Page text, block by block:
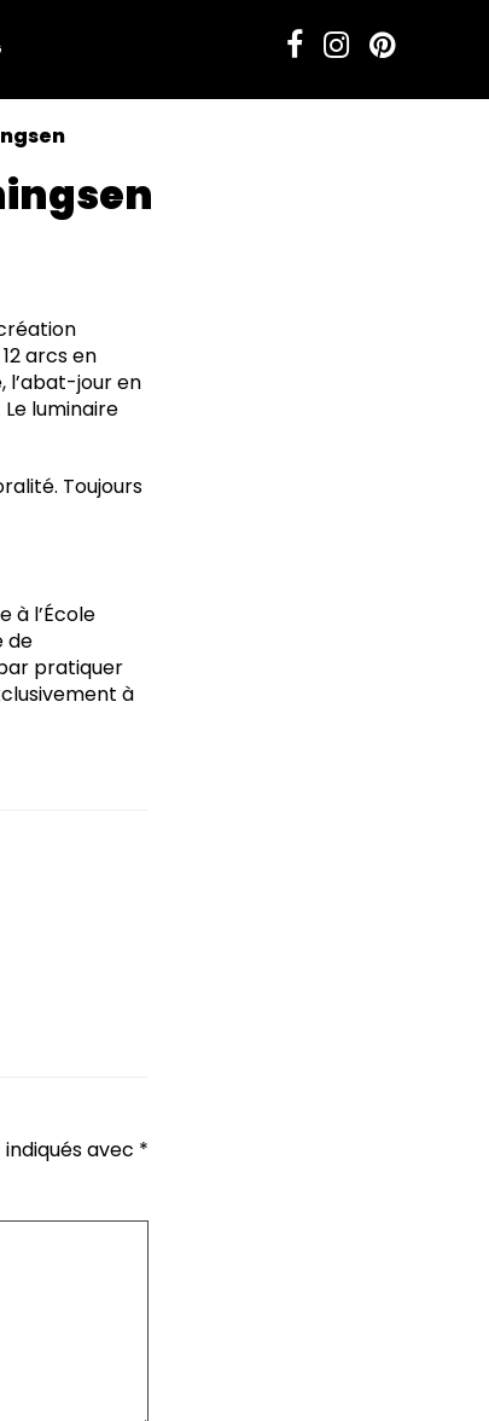
arcs en
l’abat-jour en
luminaire
Toujours
à l’École
de
pratiquer
à
avec *